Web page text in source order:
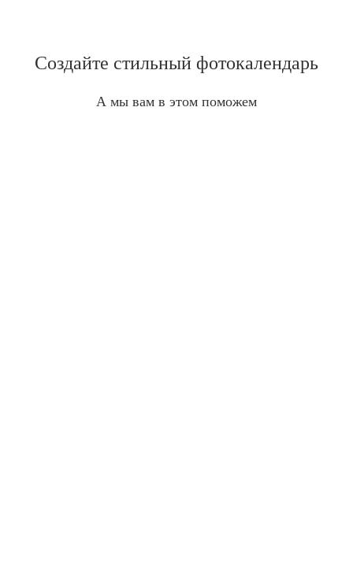
Создайте стильный фотокалендарь
А мы вам в этом поможем